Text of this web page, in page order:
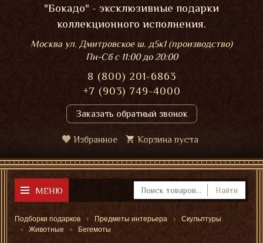
"Бокадо" - эксклюзивные подарки
коллекционного исполнения.
Москва ул. Дмитровское ш. д5к1 (производство)
Пн-Сбс 11:00 до 20:00
8 (800) 201-6863
+7 (903) 749-4000
Заказать обратный звонок
Избранное Корзина пуста
МЕНЮ Найти
Подборки подарков Предметы интерьера
Скульптуры
Животные
Бегемоты